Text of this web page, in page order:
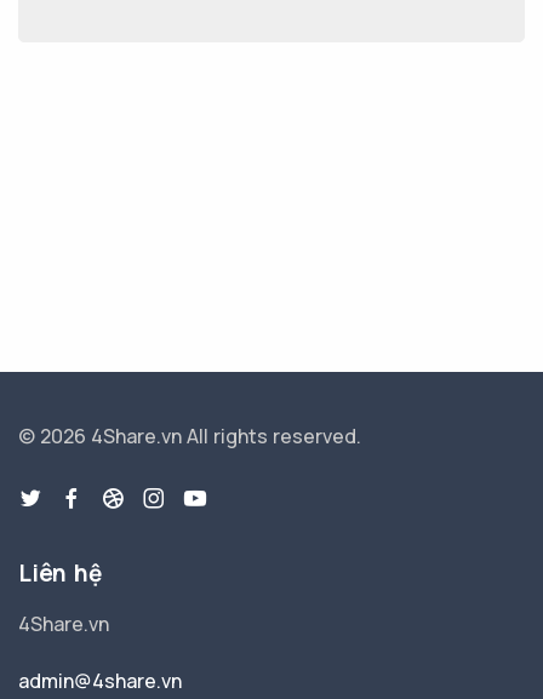
© 2026 4Share.vnAll rights reserved.
Liên hệ
4Share.vn
admin@4share.vn